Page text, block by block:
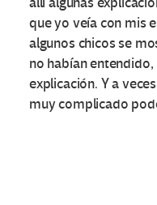
que yo veía con mis
algunos chicos se
no habían
explicación. Y a
muy complicado